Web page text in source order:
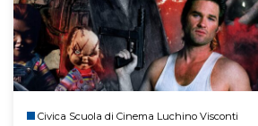
Civica Scuola di Cinema Luchino Visconti